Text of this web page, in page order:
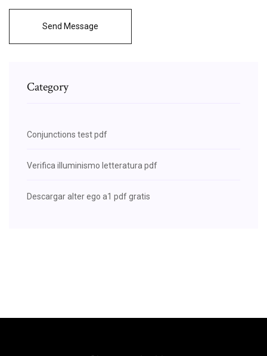
Send Message
Category
Conjunctions test pdf
Verifica illuminismo letteratura pdf
Descargar alter ego a1 pdf gratis